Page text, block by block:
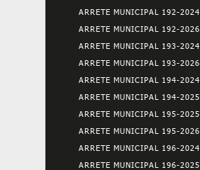
ARRETE MUNICIPAL 192-2024
ARRETE MUNICIPAL 192-2026
ARRETE MUNICIPAL 193-2024
ARRETE MUNICIPAL 193-2026
ARRETE MUNICIPAL 194-2024
ARRETE MUNICIPAL 194-2025
ARRETE MUNICIPAL 195-2025
ARRETE MUNICIPAL 195-2026
ARRETE MUNICIPAL 196-2024
ARRETE MUNICIPAL 196-2025